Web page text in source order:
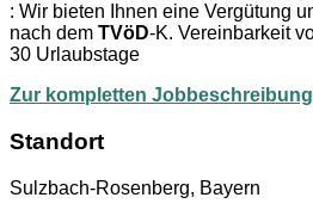
: Wir bieten Ihnen eine Vergütung
nach dem TVöD-K. Vereinbarkeit
30 Urlaubstage
Zur kompletten
Standort
Sulzbach-Rosenberg, Bayern